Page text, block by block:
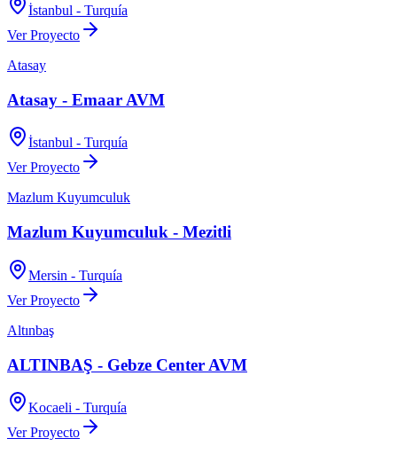
İstanbul - Turquía
Ver Proyecto
Atasay
Atasay - Emaar AVM
İstanbul - Turquía
Ver Proyecto
Mazlum Kuyumculuk
Mazlum Kuyumculuk - Mezitli
Mersin - Turquía
Ver Proyecto
Altınbaş
ALTINBAŞ - Gebze Center AVM
Kocaeli - Turquía
Ver Proyecto